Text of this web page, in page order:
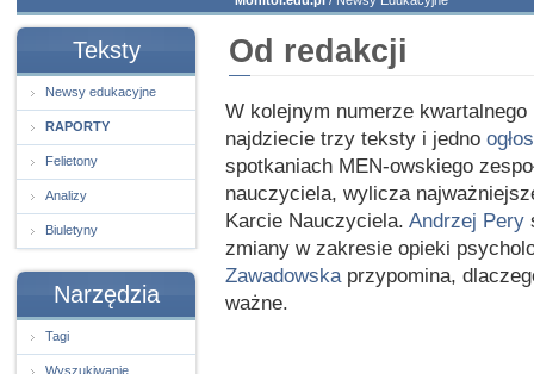
Teksty
Newsy edukacyjne
RAPORTY
Felietony
Analizy
Biuletyny
Narzędzia
Tagi
Wyszukiwanie
Od redakcji
W kolejnym numerze
najdziecie trzy teksty i jedno
spotkaniach MEN-owskiego
nauczyciela, wylicza
Karcie Nauczyciela. Andrzej Pery
zmiany w zakresie opieki
Zawadowskaprzypomina,
ważne.